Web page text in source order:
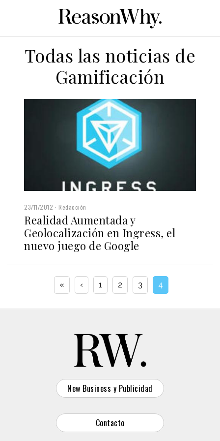
Todas las noticias de
Gamificación
23/11/2012 Redacción
Realidad Aumentada y
Geolocalización en Ingress, el
nuevo juego de Google
« ‹ 1 2 3 4
New Business y Publicidad
Contacto